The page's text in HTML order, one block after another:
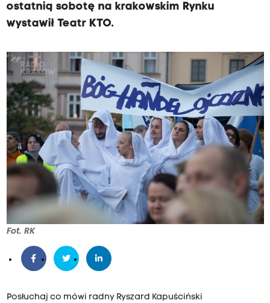
ostatnią sobotę na krakowskim Rynku
wystawił Teatr KTO.
Fot. RK
Posłuchaj co mówi radny Ryszard Kapuściński